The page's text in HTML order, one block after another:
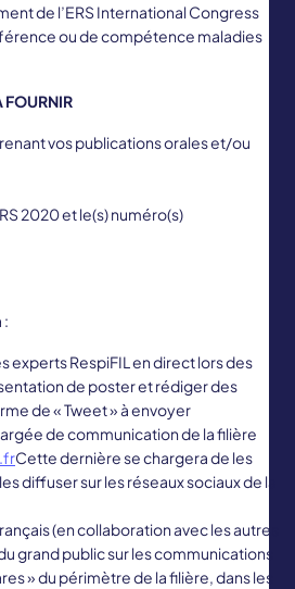
de l’ERS International Congress
ou de compétence maladies
FOURNIR
vos publications orales et/ou
2020 et le(s) numéro(s)
:
experts RespiFIL en direct lors des
de poster et rédiger des
de « Tweet » à envoyer
de communication de la filière
Cette dernière se chargera de les
diffuser sur les réseaux sociaux de la
(en collaboration avec les autres
grand public sur les communications
» du périmètre de la filière, dans les